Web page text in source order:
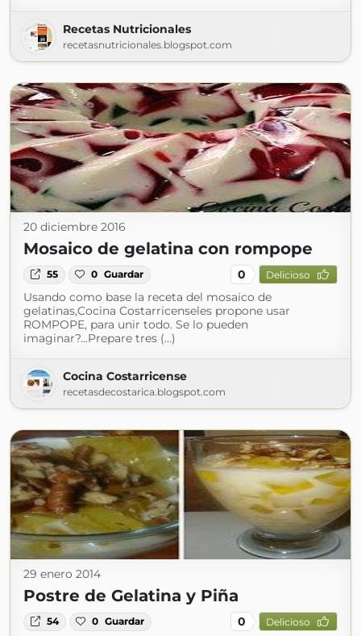
Recetas Nutricionales
recetasnutricionales.blogspot.com
20 diciembre 2016
Mosaico de gelatina con rompope
55 0 Guardar 0 Delicioso
Usando como base la receta del mosaico de
gelatinas,Cocina Costarricenseles propone usar
ROMPOPE, para unir todo. Se lo pueden
imaginar?...Prepare tres (...)
Cocina Costarricense
recetasdecostarica.blogspot.com
29 enero 2014
Postre de Gelatina y Piña
54 0 Guardar 0 Delicioso